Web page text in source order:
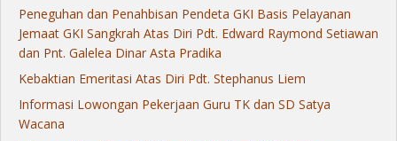
Peneguhan dan Penahbisan Pendeta GKI Basis Pelayanan
Jemaat GKI Sangkrah Atas Diri Pdt. Edward Raymond Setiawan
dan Pnt. Galelea Dinar Asta Pradika
Kebaktian Emeritasi Atas Diri Pdt. Stephanus Liem
Informasi Lowongan Pekerjaan Guru TK dan SD Satya
Wacana